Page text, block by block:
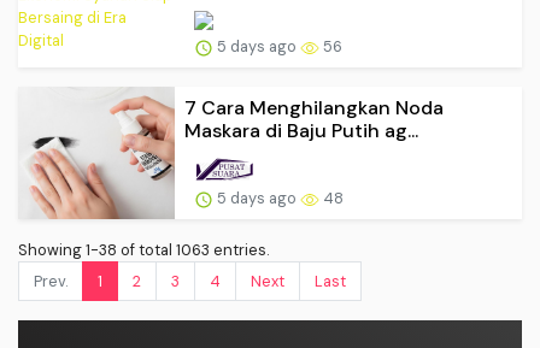
5 days ago 56
7 Cara Menghilangkan Noda
Maskara di Baju Putih ag...
5 days ago 48
Showing 1-38 of total 1063 entries.
Prev.
1 2 3 4 Next Last